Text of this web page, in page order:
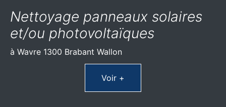
Nettoyage panneaux solaires
et/ou photovoltaïques
à Wavre 1300 Brabant Wallon
Voir +